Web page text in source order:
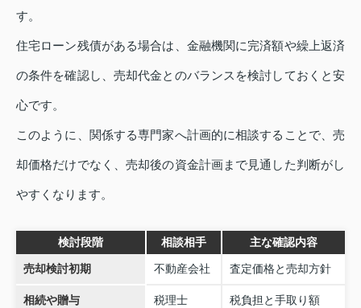
す。
住宅ローン残債がある場合は、金融機関に完済額や繰上返済
の条件を確認し、売却代金とのバランスを検討しておくと安
心です。
このように、関係する専門家へ計画的に相談することで、売
却価格だけでなく、売却後の資金計画まで見通した判断がし
やすくなります。
検討段階 相談相手 主な確認内容
売却検討初期 不動産会社 査定価格と売却方針
相続や贈与 税理士 税負担と手取り額